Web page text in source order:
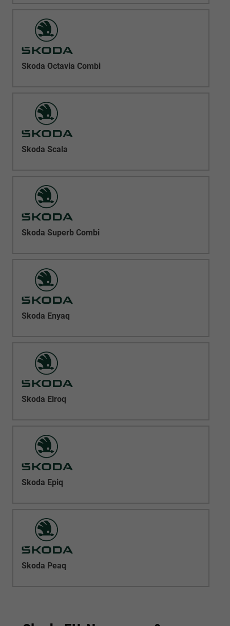
Skoda Octavia Combi
Skoda Scala
Skoda Superb Combi
Skoda Enyaq
Skoda Elroq
Skoda Epiq
Skoda Peaq